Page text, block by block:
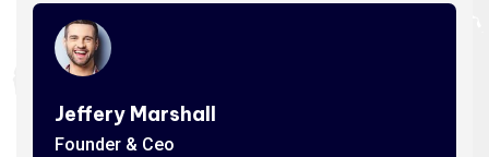
Jeffery Marshall
Founder & Ceo